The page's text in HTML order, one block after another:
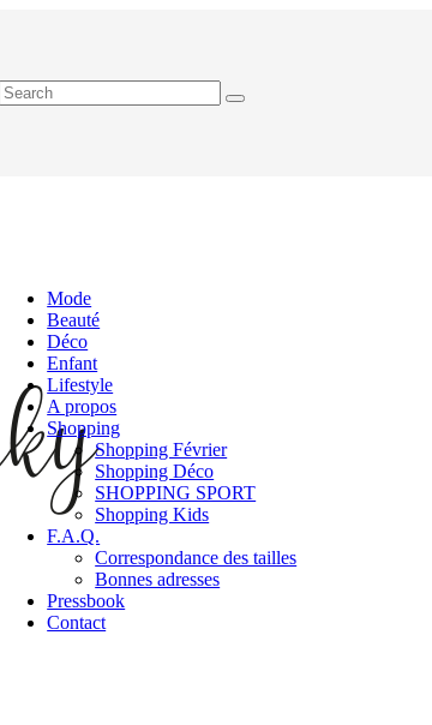
Mode
Beauté
Déco
Enfant
Lifestyle
A propos
Shopping
Shopping Février
Shopping Déco
SHOPPING SPORT
Shopping Kids
F.A.Q.
Correspondance des tailles
Bonnes adresses
Pressbook
Contact